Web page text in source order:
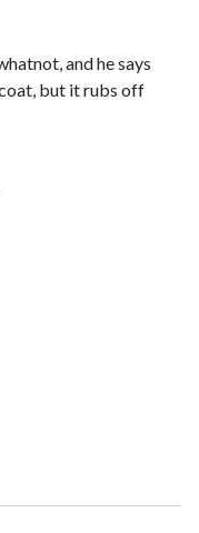
and he says
but it rubs off